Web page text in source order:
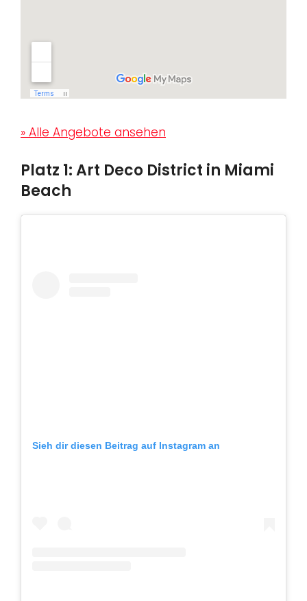
» Alle Angebote ansehen
Platz 1: Art Deco District in Miami
Beach
Sieh dir diesen Beitrag auf Instagram an